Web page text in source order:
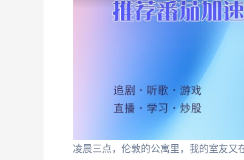
凌晨三点，伦敦的公寓里，我的室友又